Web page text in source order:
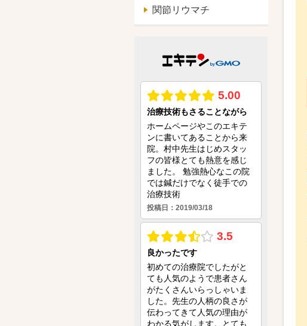
関節リウマチ